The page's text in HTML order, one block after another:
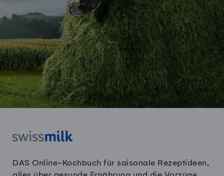
DAS Online-Kochbuch für saisonale Rezeptideen,